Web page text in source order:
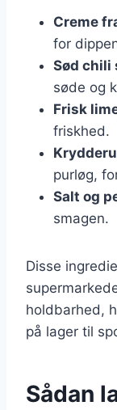
Creme
for
Sød chili
søde og
Frisk
friskhed.
purløg,
Salt og
smagen.
Disse
holdbarhed,
på lager til
Sådan